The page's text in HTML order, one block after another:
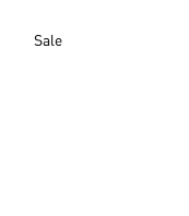
Sale